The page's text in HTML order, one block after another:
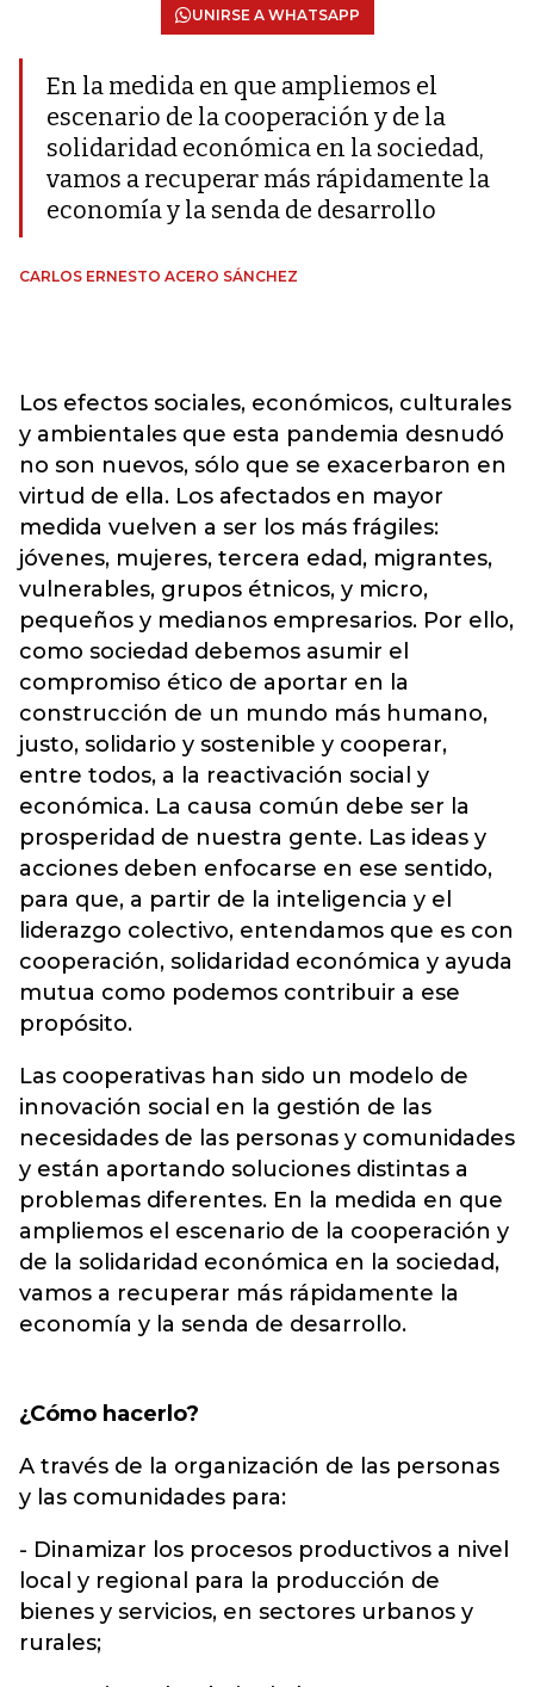
UNIRSE A WHATSAPP
En la medida en que ampliemos el
escenario de la cooperación y de la
solidaridad económica en la sociedad,
vamos a recuperar más rápidamente la
economía y la senda de desarrollo
CARLOS ERNESTO ACERO SÁNCHEZ
Los efectos sociales, económicos, culturales
y ambientales que esta pandemia desnudó
no son nuevos, sólo que se exacerbaron en
virtud de ella. Los afectados en mayor
medida vuelven a ser los más frágiles:
jóvenes, mujeres, tercera edad, migrantes,
vulnerables, grupos étnicos, y micro,
pequeños y medianos empresarios. Por ello,
como sociedad debemos asumir el
compromiso ético de aportar en la
construcción de un mundo más humano,
justo, solidario y sostenible y cooperar,
entre todos, a la reactivación social y
económica. La causa común debe ser la
prosperidad de nuestra gente. Las ideas y
acciones deben enfocarse en ese sentido,
para que, a partir de la inteligencia y el
liderazgo colectivo, entendamos que es con
cooperación, solidaridad económica y ayuda
mutua como podemos contribuir a ese
propósito.
Las cooperativas han sido un modelo de
innovación social en la gestión de las
necesidades de las personas y comunidades
y están aportando soluciones distintas a
problemas diferentes. En la medida en que
ampliemos el escenario de la cooperación y
de la solidaridad económica en la sociedad,
vamos a recuperar más rápidamente la
economía y la senda de desarrollo.
¿Cómo hacerlo?
A través de la organización de las personas
y las comunidades para:
- Dinamizar los procesos productivos a nivel
local y regional para la producción de
bienes y servicios, en sectores urbanos y
rurales;